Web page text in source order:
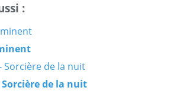
:
de la nuit